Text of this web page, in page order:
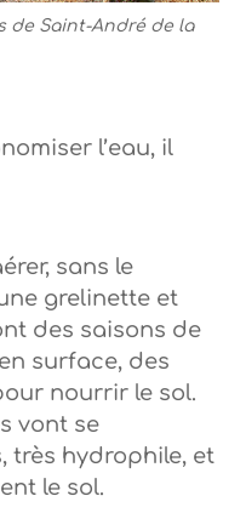
de Saint-André de la
l’eau, il
sans le
grelinette et
des saisons de
surface, des
nourrir le sol.
vont se
très hydrophile, et
le sol.